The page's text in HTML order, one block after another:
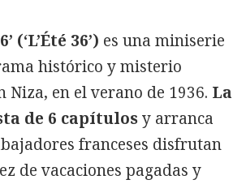
(‘L’Été 36’) es una miniserie
histórico y misterio
Niza, en el verano de 1936. La
de 6 capítulosy arranca
franceses disfrutan
de vacaciones pagadas y